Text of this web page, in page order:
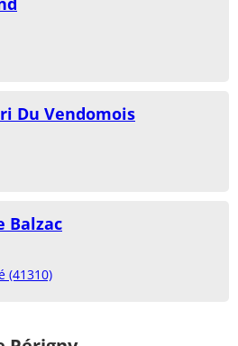
Du Vendomois
Balzac
(41310)